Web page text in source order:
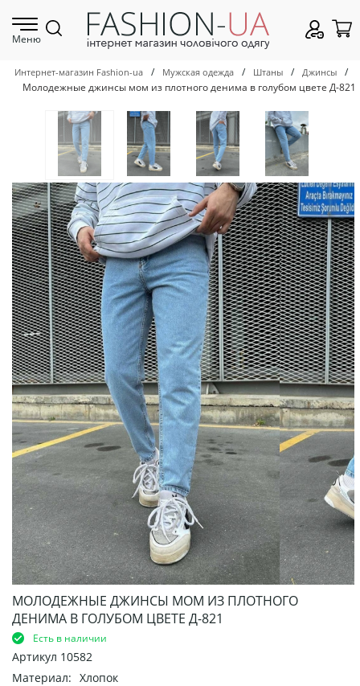
Меню
Интернет-магазин Fashion-ua / Мужская одежда / Штаны / Джинсы
/
Молодежные джинсы мом из плотного денима в голубом цвете Д-821
МОЛОДЕЖНЫЕ ДЖИНСЫ МОМ ИЗ ПЛОТНОГО
ДЕНИМА В ГОЛУБОМ ЦВЕТЕ Д-821
Есть в наличии
Артикул 10582
Материал: Хлопок